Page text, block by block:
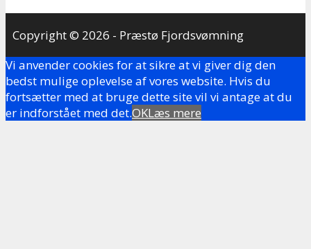
Copyright © 2026 - Præstø Fjordsvømning
Vi anvender cookies for at sikre at vi giver dig den
bedst mulige oplevelse af vores website. Hvis du
fortsætter med at bruge dette site vil vi antage at du
er indforstået med det.OKLæs mere